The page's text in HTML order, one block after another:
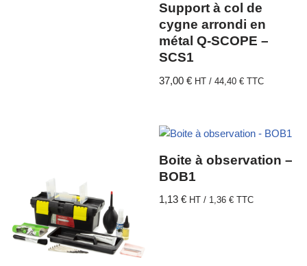
Support à col de
cygne arrondi en
métal Q-SCOPE –
SCS1
37,00€ HT /44,40€ TTC
Boite à observation –
BOB1
1,13€ HT / 1,36€ TTC